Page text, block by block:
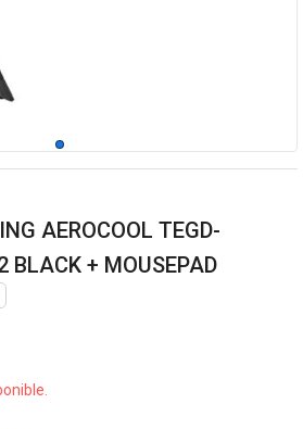
AEROCOOL TEGD-
BLACK + MOUSEPAD